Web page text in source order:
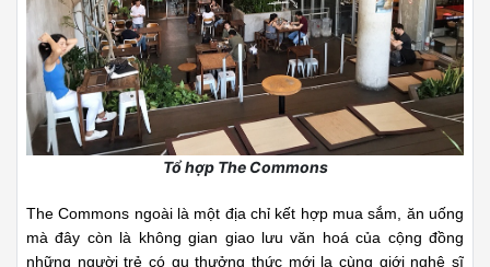
Tổ hợp The Commons
The Commons ngoài là một địa chỉ kết hợp mua sắm, ăn uống
mà đây còn là không gian giao lưu văn hoá của cộng đồng
những người trẻ có gu thưởng thức mới lạ cùng giới nghệ sĩ